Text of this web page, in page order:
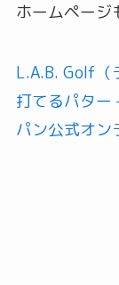
ホームページ
L.A.B. Golf（
打てるパター
パン公式オン